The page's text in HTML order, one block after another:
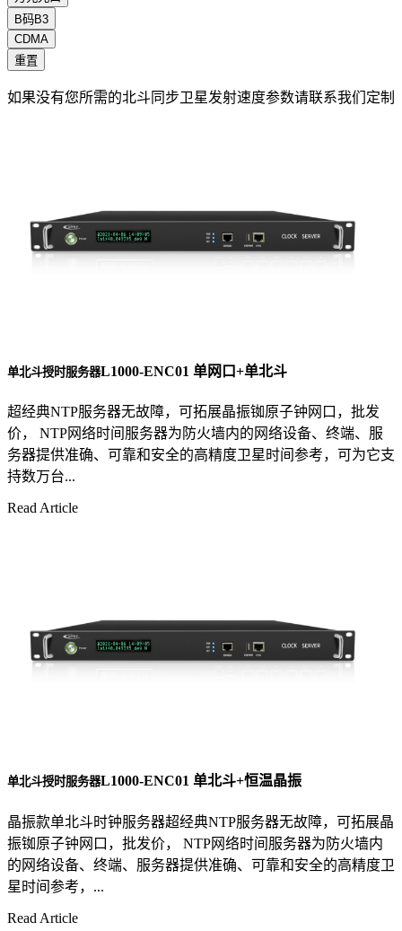
B码B3
CDMA
重置
如果没有您所需的北斗同步卫星发射速度参数请联系我们定制
单北斗授时服务器L1000-ENC01 单网口+单北斗
超经典NTP服务器无故障，可拓展晶振铷原子钟网口，批发
价， NTP网络时间服务器为防火墙内的网络设备、终端、服
务器提供准确、可靠和安全的高精度卫星时间参考，可为它支
持数万台...
Read Article
单北斗授时服务器L1000-ENC01 单北斗+恒温晶振
晶振款单北斗时钟服务器超经典NTP服务器无故障，可拓展晶
振铷原子钟网口，批发价， NTP网络时间服务器为防火墙内
的网络设备、终端、服务器提供准确、可靠和安全的高精度卫
星时间参考，...
Read Article